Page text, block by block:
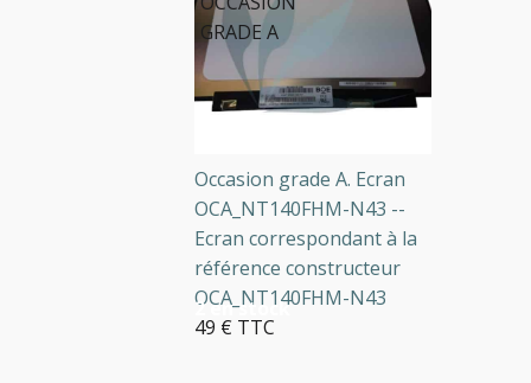
GRADE A
2 en stock
Occasion grade A. Ecran
OCA_NT140FHM-N43 --
Ecran correspondant à la
référence constructeur
OCA_NT140FHM-N43
49 € TTC